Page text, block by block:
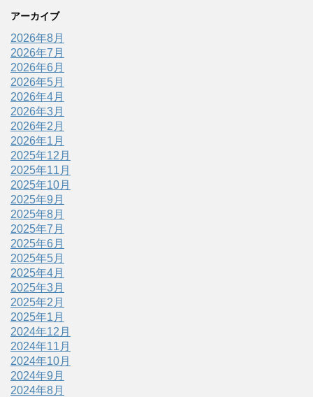
アーカイブ
2026年8月
2026年7月
2026年6月
2026年5月
2026年4月
2026年3月
2026年2月
2026年1月
2025年12月
2025年11月
2025年10月
2025年9月
2025年8月
2025年7月
2025年6月
2025年5月
2025年4月
2025年3月
2025年2月
2025年1月
2024年12月
2024年11月
2024年10月
2024年9月
2024年8月